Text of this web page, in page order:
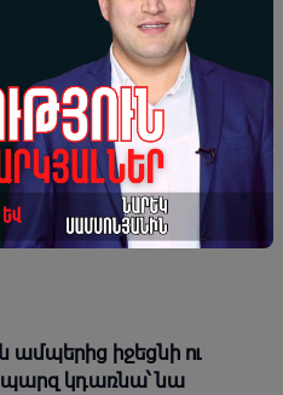
Հայոց Կաթողիկոս
անցյալն ու ներկան,
մեր ազգային
համազգային շահերին.
ամպերից իջեցնի ու
պարզ կդառնա՝ նա